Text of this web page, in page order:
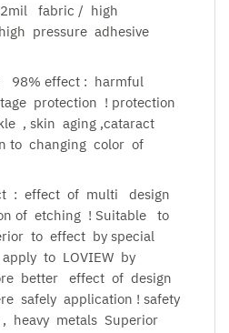
fabric / high
pressure adhesive
98% effect : harmful
protection ! protection
, skin aging ,cataract
to changing color of
: effect of multi design
of etching ! Suitable to
to effect by special
to LOVIEW by
better effect of design
safely application ! safety
, heavy metals Superior